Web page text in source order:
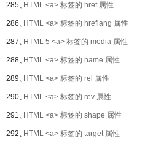
285、HTML <a> 标签的 href 属性
286、HTML <a> 标签的 hreflang 属性
287、HTML 5 <a> 标签的 media 属性
288、HTML <a> 标签的 name 属性
289、HTML <a> 标签的 rel 属性
290、HTML <a> 标签的 rev 属性
291、HTML <a> 标签的 shape 属性
292、HTML <a> 标签的 target 属性